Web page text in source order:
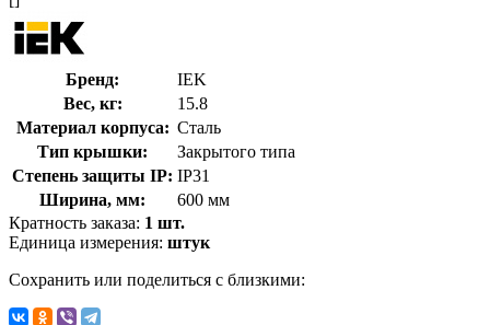
Бренд:
IEK
Вес, кг:
15.8
Материал корпуса: Сталь
Тип крышки:
Закрытого типа
Степень защиты IP: IP31
Ширина, мм:
600 мм
Кратность заказа: 1 шт.
Единица измерения: штук
Сохранить или поделиться с близкими: